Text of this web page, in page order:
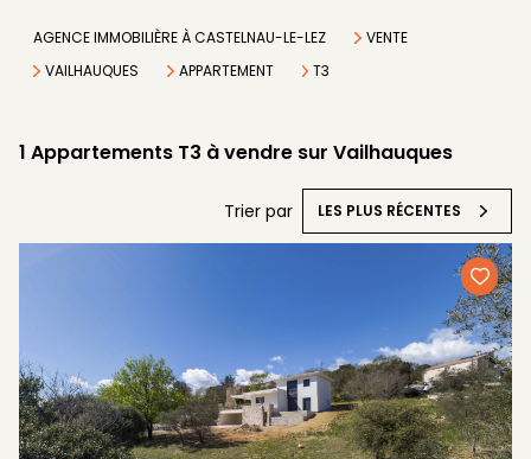
AGENCE IMMOBILIÈRE À CASTELNAU-LE-LEZ
VENTE
VAILHAUQUES
APPARTEMENT T3
1 Appartements T3 à vendre sur Vailhauques
Trier par LES PLUS RÉCENTES